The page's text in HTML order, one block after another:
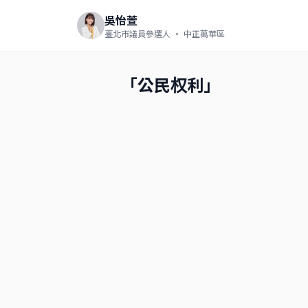
吳怡萱
臺北市議員參選人 · 中正萬華區
「公民权利」